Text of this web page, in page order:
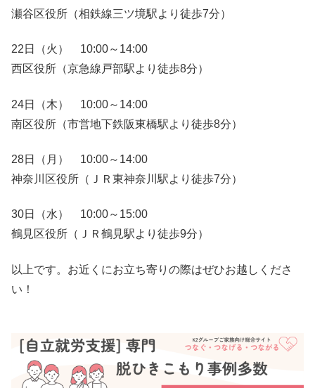
瀬谷区役所（相鉄線三ツ境駅より徒歩7分）
22日（火） 10:00～14:00
西区役所（京急線戸部駅より徒歩8分）
24日（木） 10:00～14:00
南区役所（市営地下鉄阪東橋駅より徒歩8分）
28日（月） 10:00～14:00
神奈川区役所（ＪＲ東神奈川駅より徒歩7分）
30日（水） 10:00～15:00
鶴見区役所（ＪＲ鶴見駅より徒歩9分）
以上です。お近くにお立ち寄りの際はぜひお越しくださ
い！